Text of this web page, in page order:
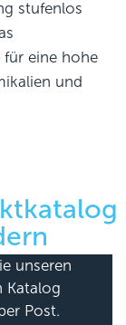
stufenlos
für eine hohe
und
unseren
Katalog
Post.